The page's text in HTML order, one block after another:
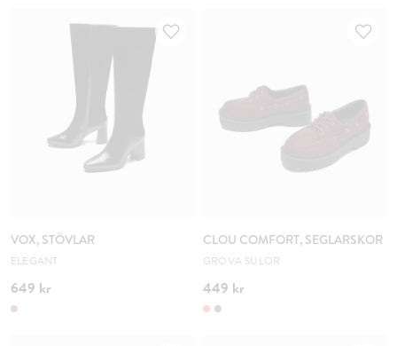
VOX, STÖVLAR
ELEGANT
649 kr
CLOU COMFORT, SEGLARSKOR
GROVA SULOR
449 kr